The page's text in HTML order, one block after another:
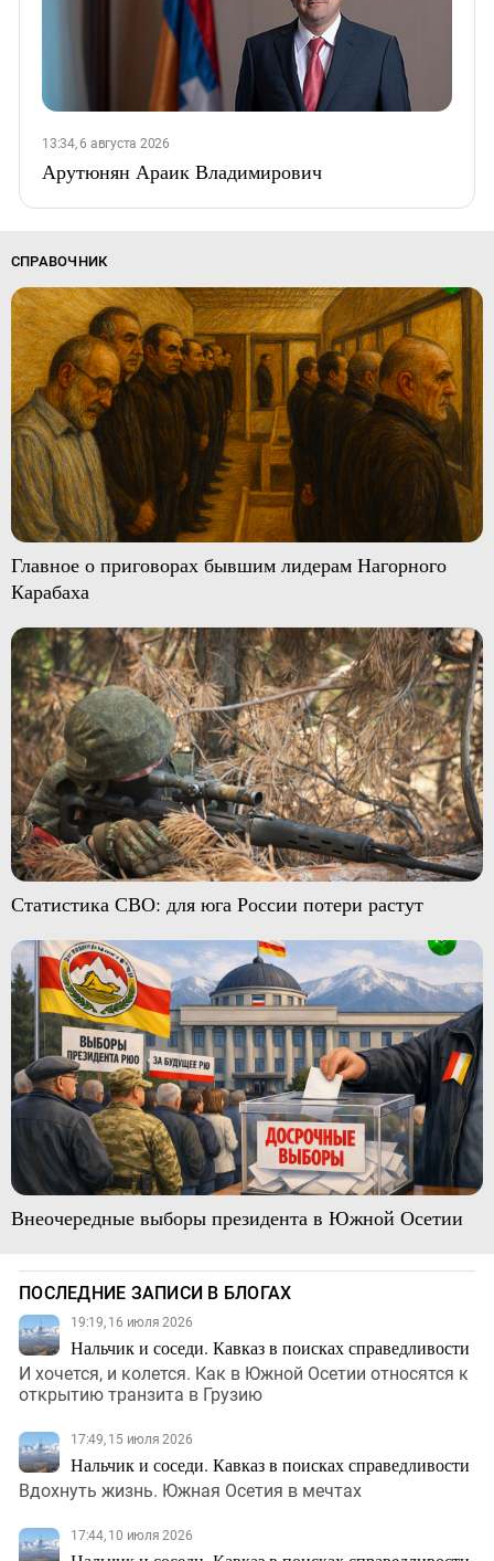
13:34, 6 августа 2026
Арутюнян Араик Владимирович
СПРАВОЧНИК
Главное о приговорах бывшим лидерам Нагорного
Карабаха
Статистика СВО: для юга России потери растут
Внеочередные выборы президента в Южной Осетии
ПОСЛЕДНИЕ ЗАПИСИ В БЛОГАХ
19:19, 16 июля 2026
Нальчик и соседи. Кавказ в поисках справедливости
И хочется, и колется. Как в Южной Осетии относятся к
открытию транзита в Грузию
17:49, 15 июля 2026
Нальчик и соседи. Кавказ в поисках справедливости
Вдохнуть жизнь. Южная Осетия в мечтах
17:44, 10 июля 2026